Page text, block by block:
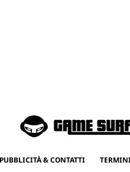
PUBBLICITÀ & CONTATTI